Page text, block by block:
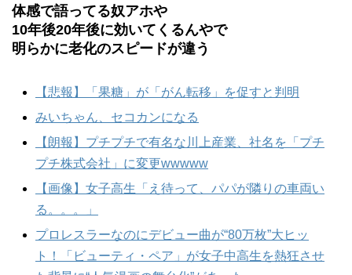
体感で語ってる奴アホや
10年後20年後に効いてくるんやで
明らかに老化のスピードが違う
【悲報】「果糖」が「がん転移」を促すと判明
みいちゃん、セコカンになる
【朗報】プチプチで有名な川上産業、社名を「プチ
プチ株式会社」に変更wwwww
【画像】女子高生「え待って、パパが隣りの車両い
る。。。」
プロレスラーなのにデビュー曲が“80万枚”大ヒッ
ト！「ビューティ・ペア」が女子中高生を熱狂させ